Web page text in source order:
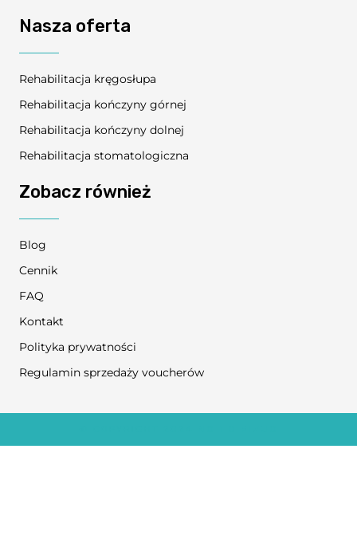
Nasza oferta
Rehabilitacja kręgosłupa
Rehabilitacja kończyny górnej
Rehabilitacja kończyny dolnej
Rehabilitacja stomatologiczna
Zobacz również
Blog
Cennik
FAQ
Kontakt
Polityka prywatności
Regulamin sprzedaży voucherów